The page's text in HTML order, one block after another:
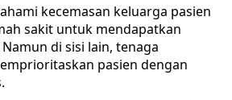
kecemasan keluarga pasien
sakit untuk mendapatkan
di sisi lain, tenaga
pasien dengan